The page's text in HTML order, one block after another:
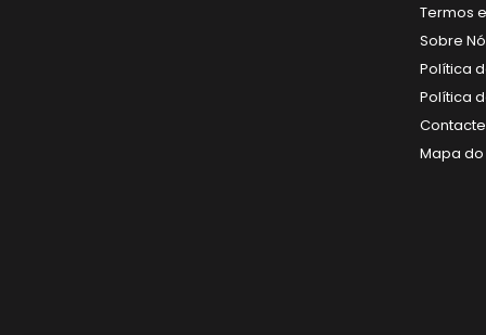
Termos
Sobre
Política
Política
Mapa do